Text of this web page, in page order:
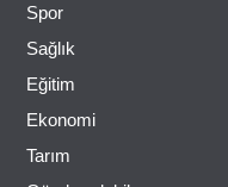
Spor
Sağlık
Eğitim
Ekonomi
Tarım